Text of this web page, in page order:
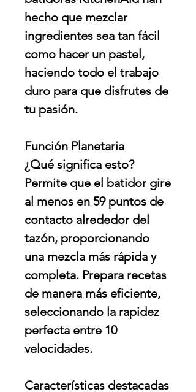
hecho que mezclar
ingredientes sea tan fácil
como hacer un pastel,
haciendo todo el trabajo
duro para que disfrutes de
tu pasión.
Función Planetaria
¿Qué significa esto?
Permite que el batidor gire
al menos en 59 puntos de
contacto alrededor del
tazón, proporcionando
una mezcla más rápida y
completa. Prepara recetas
de manera más eficiente,
seleccionando la rapidez
perfecta entre 10
velocidades.
Características destacadas